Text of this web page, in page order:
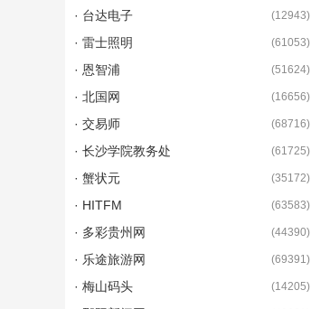
· 台达电子 (12943)
· 雷士照明 (61053)
· 恩智浦 (51624)
· 北国网 (16656)
· 交易师 (68716)
· 长沙学院教务处 (61725)
· 蟹状元 (35172)
· HITFM (63583)
· 多彩贵州网 (44390)
· 乐途旅游网 (69391)
· 梅山码头 (14205)